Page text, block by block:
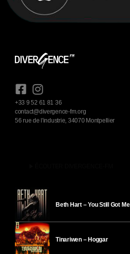
+33 9 52 61 81 36
contact@divergence-fm.org
56 rue de l'industrie, 34070 Montpellier
Beth Hart – You Still Got Me
Tinariwen – Hoggar